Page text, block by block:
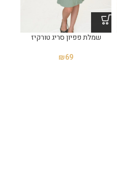
שמלת פפיון סריג טורקיז
₪69